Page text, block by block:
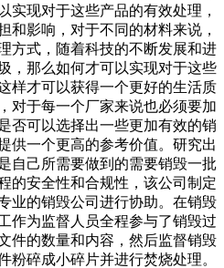
实现对于这些产品的有效处理，
和影响，对于不同的材料来说，
方式，随着科技的不断发展和进
，那么如何才可以实现对于这些
样才可以获得一个更好的生活质
对于每一个厂家来说也必须要加
否可以选择出一些更加有效的销
供一个更高的参考价值。研究出
自己所需要做到的需要销毁一批
的安全性和合规性，该公司制定
业的销毁公司进行协助。在销毁
作为监督人员全程参与了销毁过
件的数量和内容，然后监督销毁
粉碎成小碎片并进行焚烧处理。